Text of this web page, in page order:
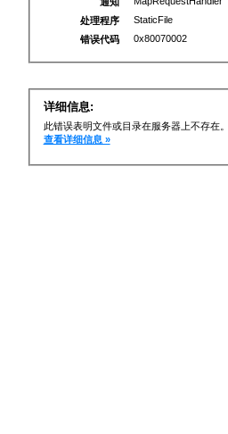
处理程序
StaticFile
错误代码
0x80070002
详细信息:
此错误表明文件或目录在服务器上不存在
查看详细信息 »